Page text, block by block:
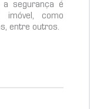
a segurança é
como
entre outros.